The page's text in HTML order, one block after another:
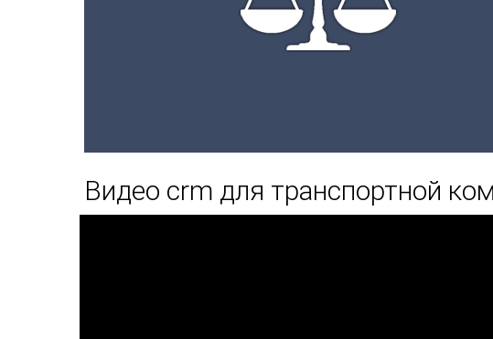
Видео crm для транспортной